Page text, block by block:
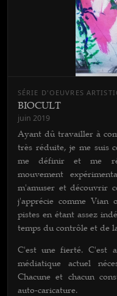
SÉRIE D'OEUVRES
BIOCULT
juin 2019
Ayant dû travailler à
très réduite, je me suis
me définir et me
mouvement
m'amuser et découvrir
j'apprécie comme
pistes en étant assez
temps du contrôle et de
C'est une fierté. C'est
médiatique actuel
Chacune et chacun
auto-caricature.